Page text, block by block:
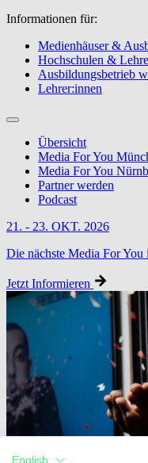
Informationen für:
Medienhäuser &
Hochschulen &
Ausbildungsbetrieb
Lehrer:innen
Übersicht
Media For You
Media For You
Partner werden
Podcast
21. - 23. OKT. 2026
Die nächste Media For You
Jetzt Informieren
English